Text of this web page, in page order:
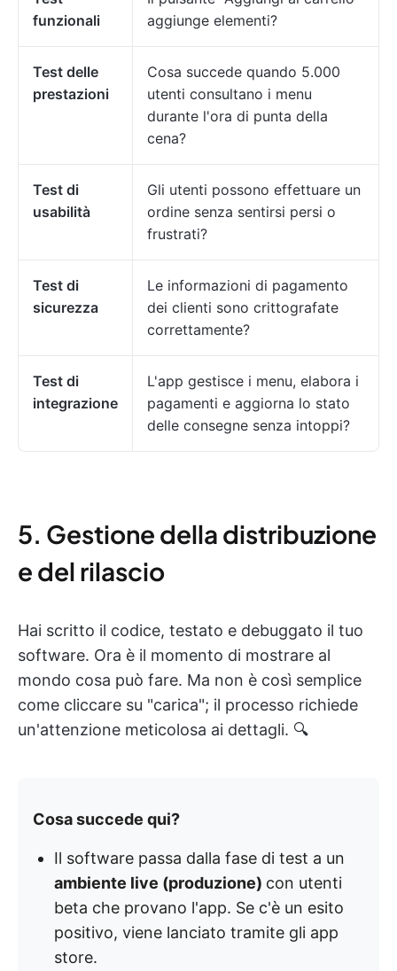
funzionali
aggiunge elementi?
Test delle
prestazioni
Cosa succede quando 5.000
utenti consultano i menu
durante l'ora di punta della
cena?
Test di
usabilità
Gli utenti possono effettuare un
ordine senza sentirsi persi o
frustrati?
Test di
sicurezza
Le informazioni di pagamento
dei clienti sono crittografate
correttamente?
Test di
integrazione
L'app gestisce i menu, elabora i
pagamenti e aggiorna lo stato
delle consegne senza intoppi?
5. Gestione della distribuzione
e del rilascio
Hai scritto il codice, testato e debuggato il tuo
software. Ora è il momento di mostrare al
mondo cosa può fare. Ma non è così semplice
come cliccare su "carica"; il processo richiede
un'attenzione meticolosa ai dettagli. 🔍
Cosa succede qui?
Il software passa dalla fase di test a un
ambiente live (produzione) con utenti
beta che provano l'app. Se c'è un esito
positivo, viene lanciato tramite gli app
store.